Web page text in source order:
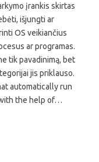
įrankis skirtas
išjungti ar
OS veikiančius
ar programas.
tik pavadinimą, bet
jis priklauso.
automatically run
the help of…